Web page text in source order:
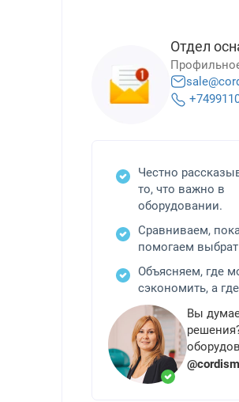
Отдел
Честно
то, что важно в
оборудовании.
Сравниваем,
помогаем
Объясняем, где
сэкономить, а
Вы